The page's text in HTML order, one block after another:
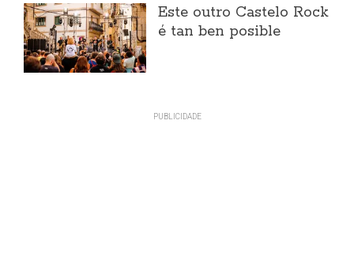
Este outro Castelo Rock
é tan ben posible